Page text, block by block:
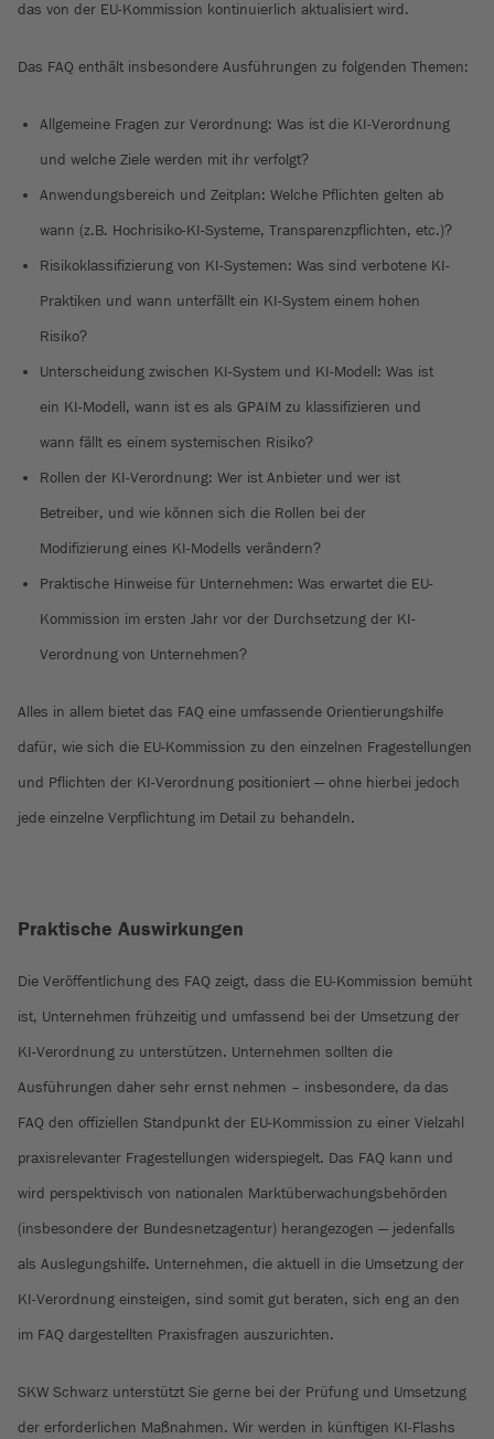
das von der EU-Kommission kontinuierlich aktualisiert wird.
Das FAQ enthält insbesondere Ausführungen zu folgenden Themen:
Allgemeine Fragen zur Verordnung: Was ist die KI-Verordnung
und welche Ziele werden mit ihr verfolgt?
Anwendungsbereich und Zeitplan: Welche Pflichten gelten ab
wann (z.B. Hochrisiko-KI-Systeme, Transparenzpflichten, etc.)?
Risikoklassifizierung von KI-Systemen: Was sind verbotene KI-
Praktiken und wann unterfällt ein KI-System einem hohen
Risiko?
Unterscheidung zwischen KI-System und KI-Modell: Was ist
ein KI-Modell, wann ist es als GPAIM zu klassifizieren und
wann fällt es einem systemischen Risiko?
Rollen der KI-Verordnung: Wer ist Anbieter und wer ist
Betreiber, und wie können sich die Rollen bei der
Modifizierung eines KI-Modells verändern?
Praktische Hinweise für Unternehmen: Was erwartet die EU-
Kommission im ersten Jahr vor der Durchsetzung der KI-
Verordnung von Unternehmen?
Alles in allem bietet das FAQ eine umfassende Orientierungshilfe
dafür, wie sich die EU-Kommission zu den einzelnen Fragestellungen
und Pflichten der KI-Verordnung positioniert — ohne hierbei jedoch
jede einzelne Verpflichtung im Detail zu behandeln.
Praktische Auswirkungen
Die Veröffentlichung des FAQ zeigt, dass die EU-Kommission bemüht
ist, Unternehmen frühzeitig und umfassend bei der Umsetzung der
KI-Verordnung zu unterstützen. Unternehmen sollten die
Ausführungen daher sehr ernst nehmen – insbesondere, da das
FAQ den offiziellen Standpunkt der EU-Kommission zu einer Vielzahl
praxisrelevanter Fragestellungen widerspiegelt. Das FAQ kann und
wird perspektivisch von nationalen Marktüberwachungsbehörden
(insbesondere der Bundesnetzagentur) herangezogen — jedenfalls
als Auslegungshilfe. Unternehmen, die aktuell in die Umsetzung der
KI-Verordnung einsteigen, sind somit gut beraten, sich eng an den
im FAQ dargestellten Praxisfragen auszurichten.
SKW Schwarz unterstützt Sie gerne bei der Prüfung und Umsetzung
der erforderlichen Maßnahmen. Wir werden in künftigen KI-Flashs